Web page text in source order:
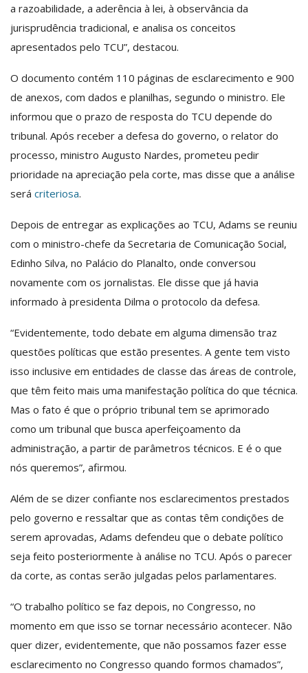
a razoabilidade, a aderência à lei, à observância da
jurisprudência tradicional, e analisa os conceitos
apresentados pelo TCU”, destacou.
O documento contém 110 páginas de esclarecimento e 900
de anexos, com dados e planilhas, segundo o ministro. Ele
informou que o prazo de resposta do TCU depende do
tribunal. Após receber a defesa do governo, o relator do
processo, ministro Augusto Nardes, prometeu pedir
prioridade na apreciação pela corte, mas disse que a análise
será criteriosa.
Depois de entregar as explicações ao TCU, Adams se reuniu
com o ministro-chefe da Secretaria de Comunicação Social,
Edinho Silva, no Palácio do Planalto, onde conversou
novamente com os jornalistas. Ele disse que já havia
informado à presidenta Dilma o protocolo da defesa.
“Evidentemente, todo debate em alguma dimensão traz
questões políticas que estão presentes. A gente tem visto
isso inclusive em entidades de classe das áreas de controle,
que têm feito mais uma manifestação política do que técnica.
Mas o fato é que o próprio tribunal tem se aprimorado
como um tribunal que busca aperfeiçoamento da
administração, a partir de parâmetros técnicos. E é o que
nós queremos”, afirmou.
Além de se dizer confiante nos esclarecimentos prestados
pelo governo e ressaltar que as contas têm condições de
serem aprovadas, Adams defendeu que o debate político
seja feito posteriormente à análise no TCU. Após o parecer
da corte, as contas serão julgadas pelos parlamentares.
“O trabalho político se faz depois, no Congresso, no
momento em que isso se tornar necessário acontecer. Não
quer dizer, evidentemente, que não possamos fazer esse
esclarecimento no Congresso quando formos chamados”,